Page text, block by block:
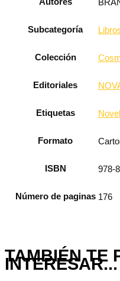
Autores
Subcategoría
Colección
Editoriales
Etiquetas
Formato
ISBN 978-
Número de paginas 176
TAMBIÉN TE
INTERESAR...